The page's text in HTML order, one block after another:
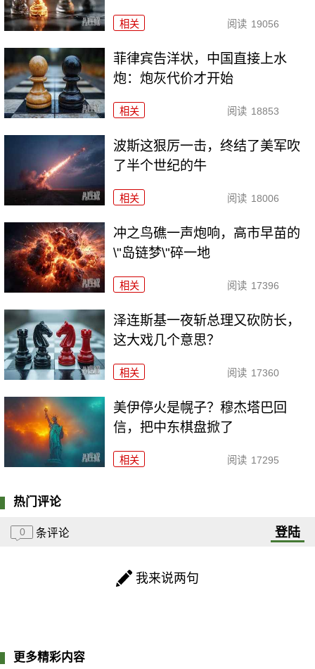
相关 阅读 19056
菲律宾告洋状，中国直接上水
炮：炮灰代价才开始
相关 阅读 18853
波斯这狠厉一击，终结了美军吹
了半个世纪的牛
相关 阅读 18006
冲之鸟礁一声炮响，高市早苗的
\"岛链梦\"碎一地
相关 阅读 17396
泽连斯基一夜斩总理又砍防长，
这大戏几个意思？
相关 阅读 17360
美伊停火是幌子？穆杰塔巴回
信，把中东棋盘掀了
相关 阅读 17295
热门评论
0 条评论 登陆
我来说两句
更多精彩内容